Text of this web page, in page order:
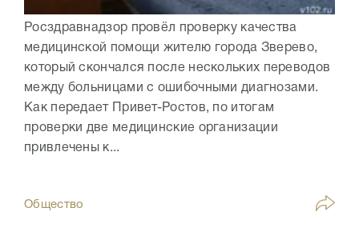
Росздравнадзор провёл проверку качества
медицинской помощи жителю города Зверево,
который скончался после нескольких переводов
между больницами с ошибочными диагнозами.
Как передает Привет-Ростов, по итогам
проверки две медицинские организации
привлечены к...
Общество